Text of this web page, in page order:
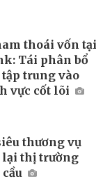
thoái vốn tại
Tái phân bổ
trung vào
vực cốt lõi
thương vụ
thị trường